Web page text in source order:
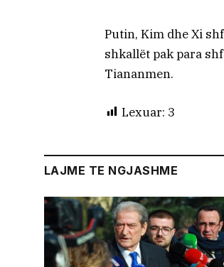
Putin, Kim dhe Xi
shkallët pak para
Tiananmen.
Lexuar: 3
LAJME TE NGJASHME